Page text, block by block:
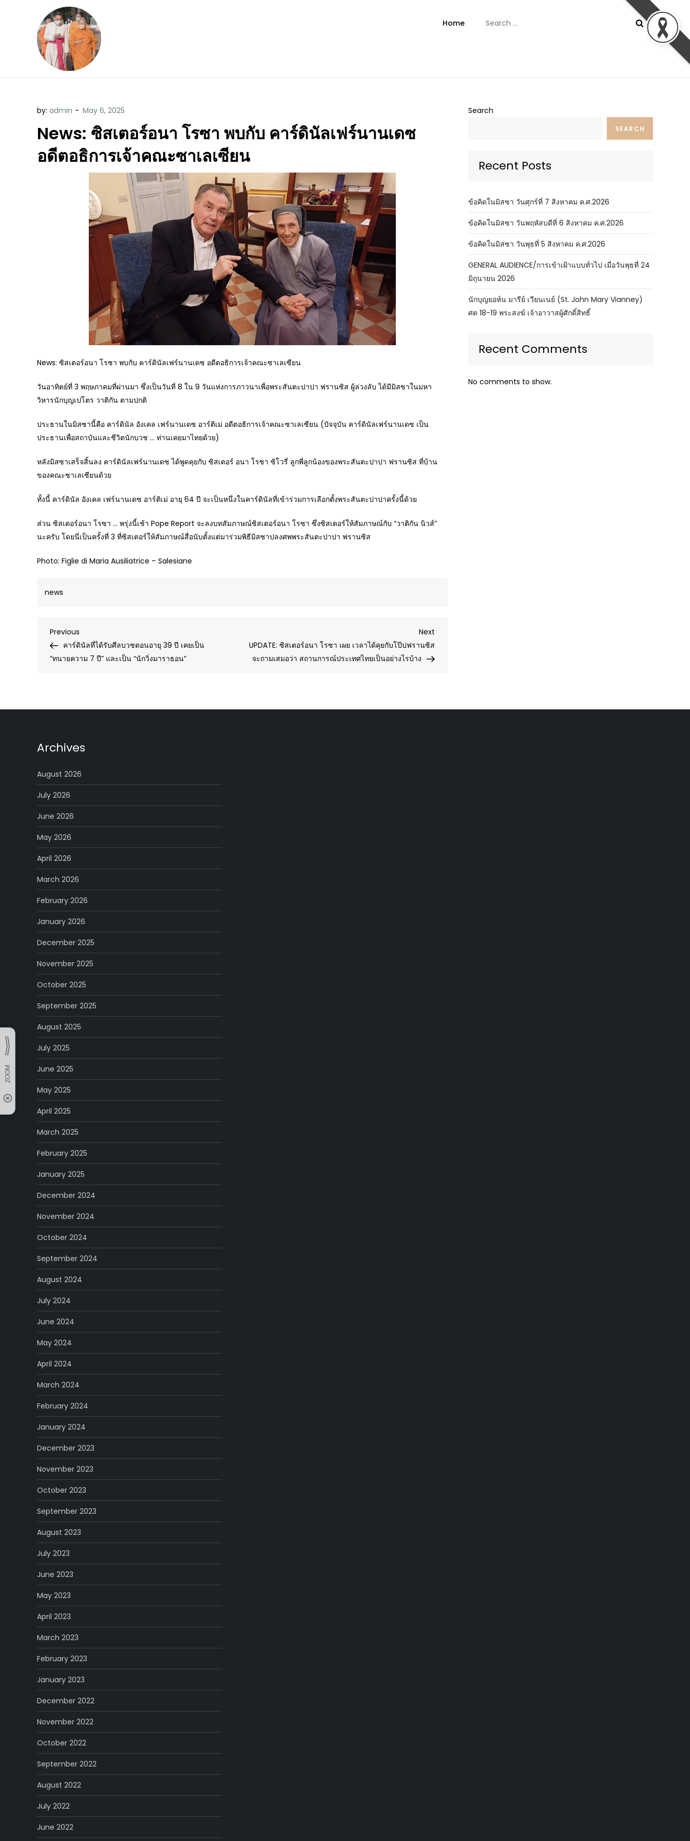
Home
for:
by: admin
News: ซิสเตอร์อนา โรซา พบกับ คาร์ดินัลเฟร์นานเดซ
อดีตอธิการเจ้าคณะซาเลเซียน
News: ซิสเตอร์อนา โรซา พบกับ คาร์ดินัลเฟร์นานเดซ อดีตอธิการเจ้าคณะซาเลเซียน
วันอาทิตย์ที่ 3 พฤษภาคมที่ผ่านมา ซึ่งเป็นวันที่ 8 ใน 9 วันแห่งการภาวนาเพื่อพระสันตะปาปา ฟรานซิส ผู้ล่วงลับ ได้มีมิสซาในมหา
วิหารนักบุญเปโตร วาติกัน ตามปกติ
ประธานในมิสซานี้คือ คาร์ดินัล อังเคล เฟร์นานเดซ อาร์ติเม่ อดีตอธิการเจ้าคณะซาเลเซียน (ปัจจุบัน คาร์ดินัลเฟร์นานเดซ เป็น
ประธานเพื่อสถาบันและชีวิตนักบวช … ท่านเคยมาไทยด้วย)
หลังมิสซาเสร็จสิ้นลง คาร์ดินัลเฟร์นานเดซ ได้พูดคุยกับ ซิสเตอร์ อนา โรซา ซิโวรี่ ลูกพี่ลูกน้องของพระสันตะปาปา ฟรานซิส ที่บ้าน
ของคณะซาเลเซียนด้วย
ทั้งนี้ คาร์ดินัล อังเคล เฟร์นานเดซ อาร์ติเม่ อายุ 64 ปี จะเป็นหนึ่งในคาร์ดินัลที่เข้าร่วมการเลือกตั้งพระสันตะปาปาครั้งนี้ด้วย
ส่วน ซิสเตอร์อนา โรซา … พรุ่งนี้เช้า Pope Report จะลงบทสัมภาษณ์ซิสเตอร์อนา โรซา ซึ่งซิสเตอร์ให้สัมภาษณ์กับ “วาติกัน นิวส์”
นะครับ โดยนี่เป็นครั้งที่ 3 ที่ซิสเตอร์ให้สัมภาษณ์สื่อนับตั้งแต่มาร่วมพิธีมิสซาปลงศพพระสันตะปาปา ฟรานซิส
Photo: Figlie di Maria Ausiliatrice – Salesiane
news
Post
navigation
Previous
Post
Previous
คาร์ดินัลที่ได้รับศีลบวชตอนอายุ 39 ปี เคยเป็น
“ทนายความ 7 ปี” และเป็น “นักวิ่งมาราธอน”
Next
UPDATE: ซิสเตอร์อนา โรซา เผย เวลาได้คุยกับโป๊ปฟรานซิส
จะถามเสมอว่า สถานการณ์ประเทศไทยเป็นอย่างไรบ้าง
Search
SEARCH
Recent Posts
ข้อคิดในมิสซา วันศุกร์ที่ 7 สิงหาคม ค.ศ.2026
ข้อคิดในมิสซา วันพฤหัสบดีที่ 6 สิงหาคม ค.ศ.2026
ข้อคิดในมิสซา วันพุธที่ 5 สิงหาคม ค.ศ.2026
GENERAL AUDIENCE/การเข้าเฝ้าแบบทั่วไป เมื่อวันพุธที่ 24
มิถุนายน 2026
นักบุญยอห์น มารีย์ เวียนเนย์ (St. John Mary Vianney)
ศต 18-19 พระสงฆ์ เจ้าอาวาสผู้ศักดิ์สิทธิ์
Recent Comments
No comments to show.
Archives
August 2026
July 2026
June 2026
May 2026
April 2026
March 2026
February 2026
January 2026
December 2025
November 2025
October 2025
September 2025
August 2025
July 2025
June 2025
May 2025
April 2025
March 2025
February 2025
January 2025
December 2024
November 2024
October 2024
September 2024
August 2024
July 2024
June 2024
May 2024
April 2024
March 2024
February 2024
January 2024
December 2023
November 2023
October 2023
September 2023
August 2023
July 2023
June 2023
May 2023
April 2023
March 2023
February 2023
January 2023
December 2022
November 2022
October 2022
September 2022
August 2022
July 2022
June 2022